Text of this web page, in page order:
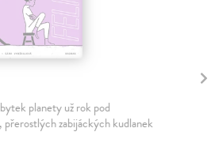
planety už rok pod
přerostlých zabijáckých kudlanek